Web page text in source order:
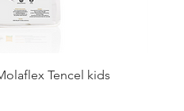
Tencel kids